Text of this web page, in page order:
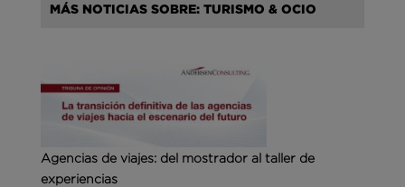
MÁS NOTICIAS SOBRE: TURISMO & OCIO
Agencias de viajes: del mostrador al taller de
experiencias